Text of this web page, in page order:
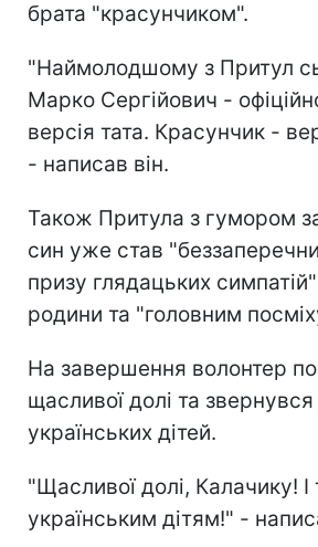
брата "красунчиком".
"Наймолодшому з Притул
Марко Сергійович -
версія тата. Красунчик -
- написав він.
Також Притула з гумором
син уже став
призу глядацьких
родини та "головним
На завершення волонтер
щасливої долі та звернувся
українських дітей.
"Щасливої долі, Калачику! І
українським дітям!" -